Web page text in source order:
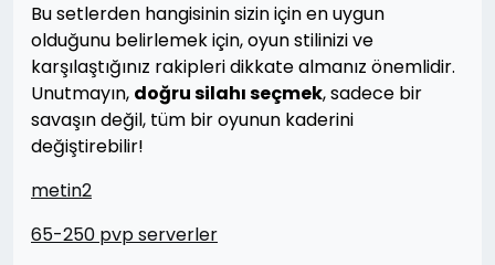
Bu setlerden hangisinin sizin için en uygun
olduğunu belirlemek için, oyun stilinizi ve
karşılaştığınız rakipleri dikkate almanız önemlidir.
Unutmayın, doğru silahı seçmek, sadece bir
savaşın değil, tüm bir oyunun kaderini
değiştirebilir!
metin2
65-250 pvp serverler